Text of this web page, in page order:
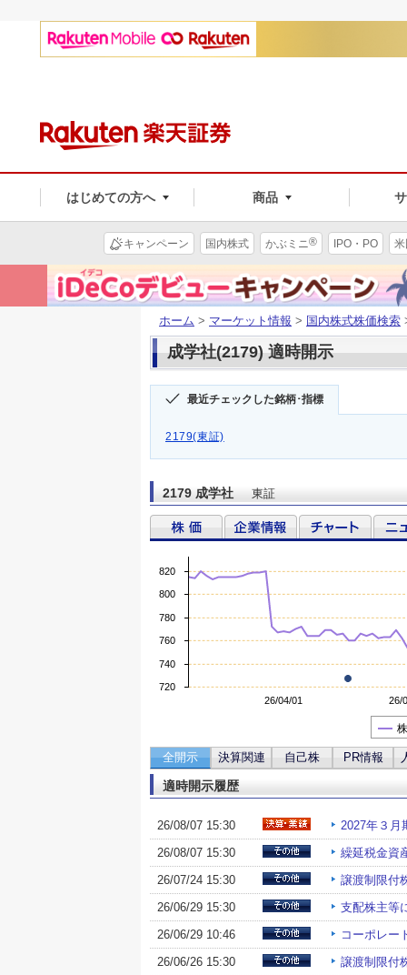
はじめての方へ 商品
キャンペーン 国内株式 かぶミニ® IPO・PO
ホーム > マーケット情報 > 国内株式株価検索
成学社(2179) 適時開示
最近チェックした銘柄･指標
2179(東証)
2179 成学社 東証